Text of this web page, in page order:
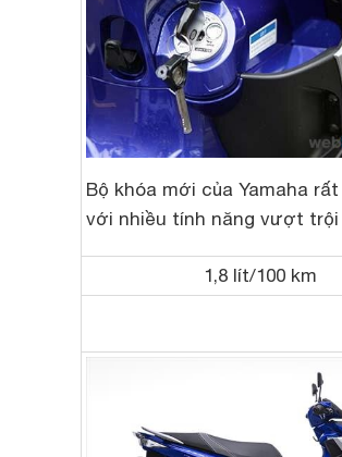
Bộ khóa mới của Yamaha
với nhiều tính năng vượt trội
1,8 lít/100 km